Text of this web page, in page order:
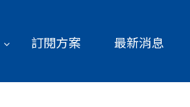
訂閱方案 最新消息